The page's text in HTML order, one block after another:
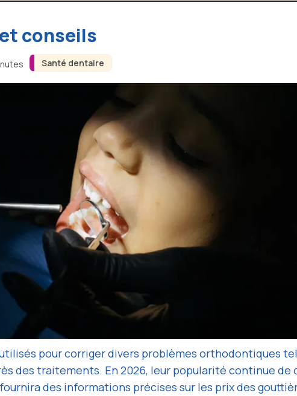
Santé dentaire
conseils
pour corriger divers problèmes orthodontiques
des traitements. En 2026, leur popularité continue
des informations précises sur les prix des